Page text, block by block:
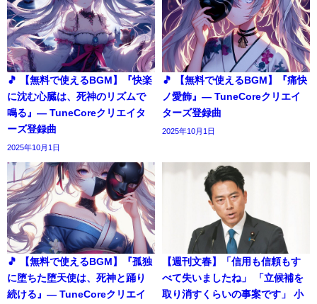
🎵 【無料で使えるBGM】『快楽
に沈む心臓は、死神のリズムで
鳴る』― TuneCoreクリエイタ
ーズ登録曲
2025年10月1日
🎵 【無料で使えるBGM】『痛快
ノ愛飾』― TuneCoreクリエイ
ターズ登録曲
2025年10月1日
🎵 【無料で使えるBGM】『孤独
に堕ちた堕天使は、死神と踊り
続ける』― TuneCoreクリエイ
【週刊文春】「信用も信頼もす
べて失いましたね」 「立候補を
取り消すくらいの事案です」 小